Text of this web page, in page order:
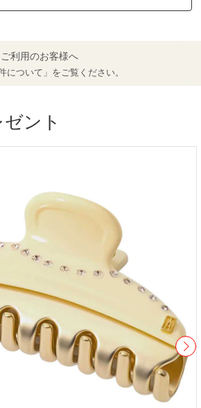
利用のお客様へ
について」をご覧ください。
ント